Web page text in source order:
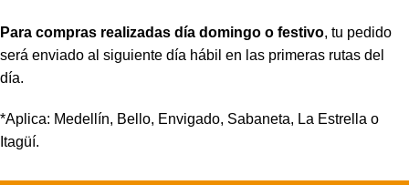
Para compras realizadas día domingo o festivo, tu pedido
será enviado al siguiente día hábil en las primeras rutas del
día.
*Aplica: Medellín, Bello, Envigado, Sabaneta, La Estrella o
Itagüí.